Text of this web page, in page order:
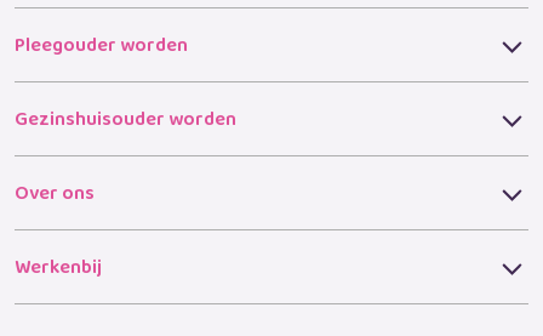
Pleegouder worden
Gezinshuisouder worden
Over ons
Werkenbij